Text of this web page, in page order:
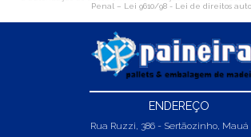
Penal – Lei 9610/98 - Lei de direitos
ENDEREÇO
Rua Ruzzi, 386 - Sertãozinho, Mauá